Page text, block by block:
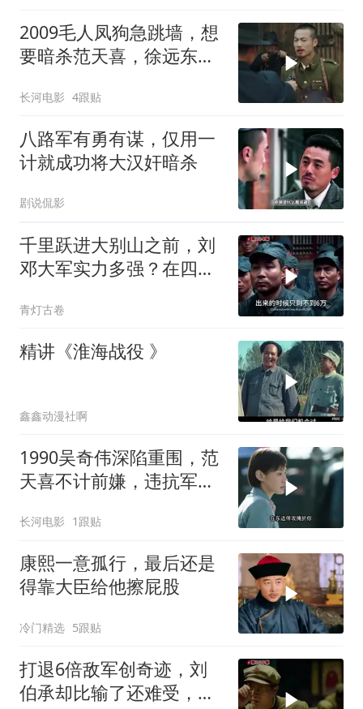
2009毛人凤狗急跳墙，想
要暗杀范天喜，徐远东硬
长河电影 4跟贴
八路军有勇有谋，仅用一
计就成功将大汉奸暗杀
剧说侃影
千里跃进大别山之前，刘
邓大军实力多强？在四大
青灯古卷
精讲《淮海战役 》
鑫鑫动漫社啊
1990吴奇伟深陷重围，范
天喜不计前嫌，违抗军令
长河电影 1跟贴
康熙一意孤行，最后还是
得靠大臣给他擦屁股
冷门精选 5跟贴
打退6倍敌军创奇迹，刘
伯承却比输了还难受，对